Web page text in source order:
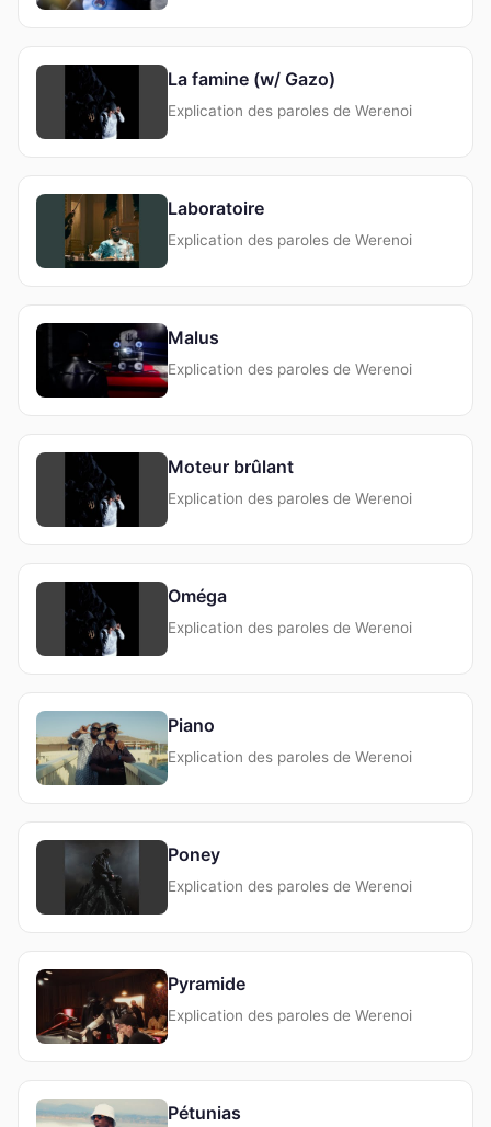
La famine (w/ Gazo)
Explication des paroles de Werenoi
Laboratoire
Explication des paroles de Werenoi
Malus
Explication des paroles de Werenoi
Moteur brûlant
Explication des paroles de Werenoi
Oméga
Explication des paroles de Werenoi
Piano
Explication des paroles de Werenoi
Poney
Explication des paroles de Werenoi
Pyramide
Explication des paroles de Werenoi
Pétunias